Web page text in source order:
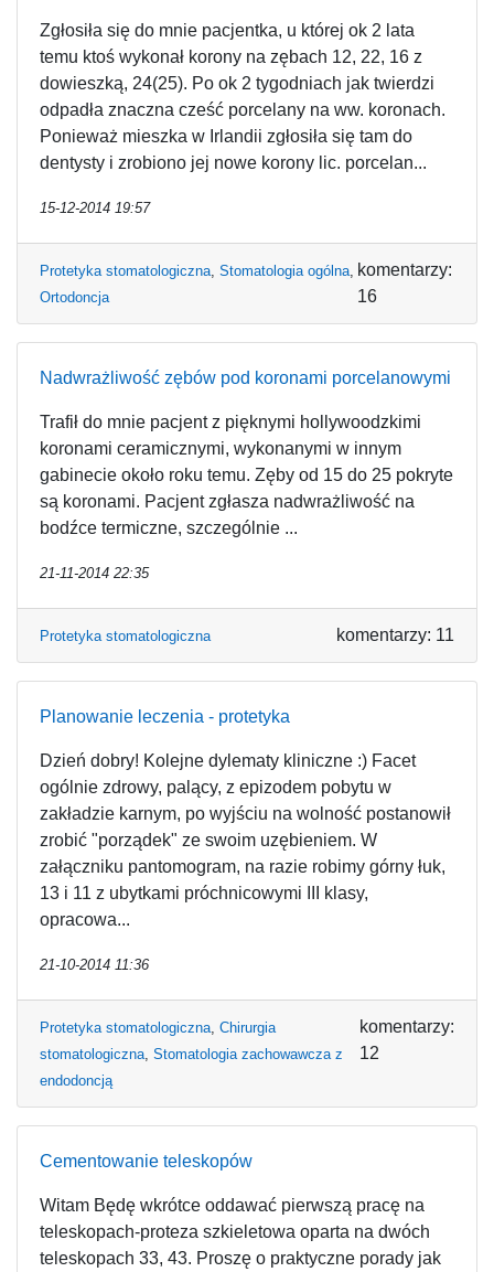
Zgłosiła się do mnie pacjentka, u której ok 2 lata
temu ktoś wykonał korony na zębach 12, 22, 16 z
dowieszką, 24(25). Po ok 2 tygodniach jak twierdzi
odpadła znaczna cześć porcelany na ww. koronach.
Ponieważ mieszka w Irlandii zgłosiła się tam do
dentysty i zrobiono jej nowe korony lic. porcelan...
15-12-2014 19:57
Protetyka stomatologiczna, Stomatologia ogólna,
Ortodoncja
komentarzy:
16
Nadwrażliwość zębów pod koronami porcelanowymi
Trafił do mnie pacjent z pięknymi hollywoodzkimi
koronami ceramicznymi, wykonanymi w innym
gabinecie około roku temu. Zęby od 15 do 25 pokryte
są koronami. Pacjent zgłasza nadwrażliwość na
bodźce termiczne, szczególnie ...
21-11-2014 22:35
Protetyka stomatologiczna komentarzy: 11
Planowanie leczenia - protetyka
Dzień dobry! Kolejne dylematy kliniczne :) Facet
ogólnie zdrowy, palący, z epizodem pobytu w
zakładzie karnym, po wyjściu na wolność postanowił
zrobić "porządek" ze swoim uzębieniem. W
załączniku pantomogram, na razie robimy górny łuk,
13 i 11 z ubytkami próchnicowymi III klasy,
opracowa...
21-10-2014 11:36
Protetyka stomatologiczna, Chirurgia
stomatologiczna, Stomatologia zachowawcza z
endodoncją
komentarzy:
12
Cementowanie teleskopów
Witam Będę wkrótce oddawać pierwszą pracę na
teleskopach-proteza szkieletowa oparta na dwóch
teleskopach 33, 43. Proszę o praktyczne porady jak